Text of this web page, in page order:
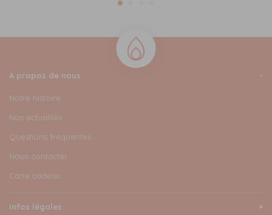
A propos de nous
Notre histoire
Nos actualités
Questions fréquentes
Nous contacter
Carte cadeau
Infos légales